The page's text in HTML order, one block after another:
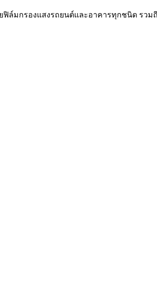
ยฟิล์มกรองแสงรถยนต์และอาคารทุกชนิด ร